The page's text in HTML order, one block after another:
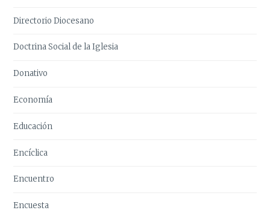
Directorio Diocesano
Doctrina Social de la Iglesia
Donativo
Economía
Educación
Encíclica
Encuentro
Encuesta